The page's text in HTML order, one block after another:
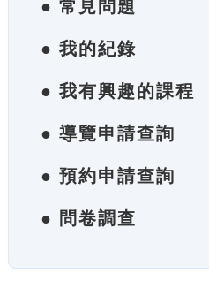
● 常見問題
● 我的紀錄
● 我有興趣的課程
● 導覽申請查詢
● 預約申請查詢
● 問卷調查